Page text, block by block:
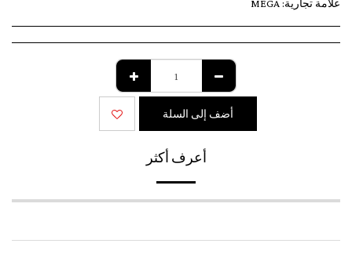
علامة تجارية: MEGA
أضف إلى السلة
أعرف أكثر